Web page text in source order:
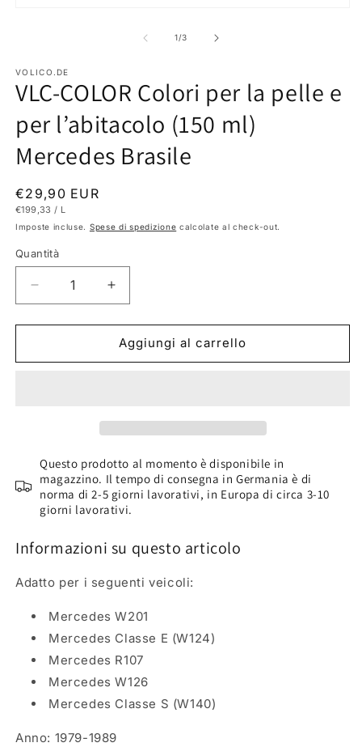
finestra
modale
1/su
3
VOLICO.DE
VLC-COLOR Colori per la pelle e
per l’abitacolo (150 ml)
Mercedes Brasile
Prezzo
di
listino
€29,90 EUR
PREZZO
€199,33 / PER
L
Imposte incluse. Spese di spedizione calcolate al check-out.
Quantità
Diminuisci
quantità
per
COLOR
per
l’abitacolo
(150
ml)
Brasile
Aumenta
quantità
per
VLC-
COLOR
per
l’abitacolo
(150
ml)
Brasile
Aggiungi al carrello
Questo prodotto al momento è disponibile in
magazzino. Il tempo di consegna in Germania è di
norma di 2-5 giorni lavorativi, in Europa di circa 3-10
giorni lavorativi.
Informazioni su questo articolo
Adatto per i seguenti veicoli:
Mercedes W201
Mercedes Classe E (W124)
Mercedes R107
Mercedes W126
Mercedes Classe S (W140)
Anno: 1979-1989